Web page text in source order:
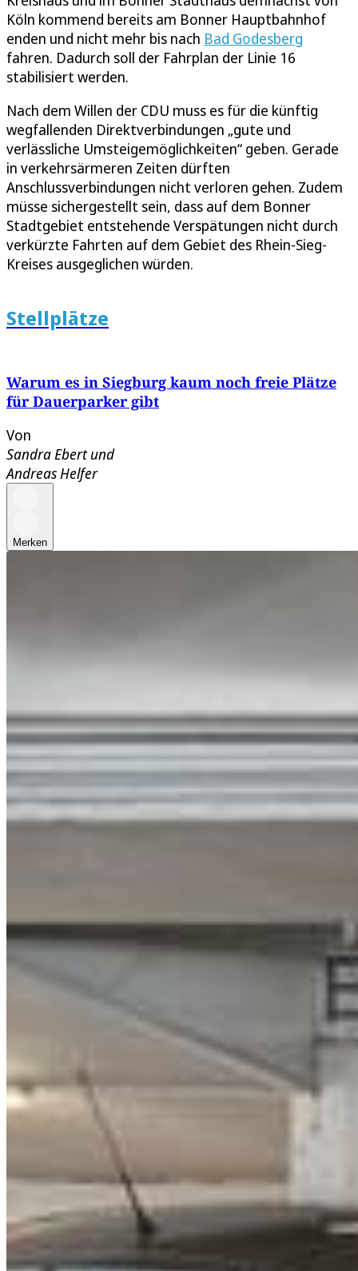
Köln kommend bereits am Bonner Hauptbahnhof
enden und nicht mehr bis nach Bad Godesberg
fahren. Dadurch soll der Fahrplan der Linie 16
stabilisiert werden.
Nach dem Willen der CDU muss es für die künftig
wegfallenden Direktverbindungen „gute und
verlässliche Umsteigemöglichkeiten“ geben. Gerade
in verkehrsärmeren Zeiten dürften
Anschlussverbindungen nicht verloren gehen. Zudem
müsse sichergestellt sein, dass auf dem Bonner
Stadtgebiet entstehende Verspätungen nicht durch
verkürzte Fahrten auf dem Gebiet des Rhein-Sieg-
Kreises ausgeglichen würden.
Stellplätze
Warum es in Siegburg kaum noch freie Plätze
für Dauerparker gibt
Von
Sandra Ebertund
Andreas Helfer
Merken